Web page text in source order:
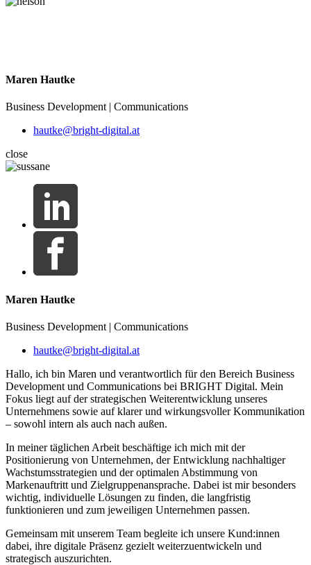
Maren Hautke
Business Development | Communications
hautke@bright-digital.at
close
Maren Hautke
Business Development | Communications
hautke@bright-digital.at
Hallo, ich bin Maren und verantwortlich für den Bereich Business
Development und Communications bei BRIGHT Digital. Mein
Fokus liegt auf der strategischen Weiterentwicklung unseres
Unternehmens sowie auf klarer und wirkungsvoller Kommunikation
– sowohl intern als auch nach außen.
In meiner täglichen Arbeit beschäftige ich mich mit der
Positionierung von Unternehmen, der Entwicklung nachhaltiger
Wachstumsstrategien und der optimalen Abstimmung von
Markenauftritt und Zielgruppenansprache. Dabei ist mir besonders
wichtig, individuelle Lösungen zu finden, die langfristig
funktionieren und zum jeweiligen Unternehmen passen.
Gemeinsam mit unserem Team begleite ich unsere Kund:innen
dabei, ihre digitale Präsenz gezielt weiterzuentwickeln und
strategisch auszurichten.